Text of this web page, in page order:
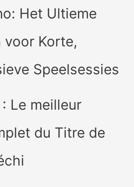
Het Ultieme
voor Korte,
Speelsessies
Le meilleur
du Titre de